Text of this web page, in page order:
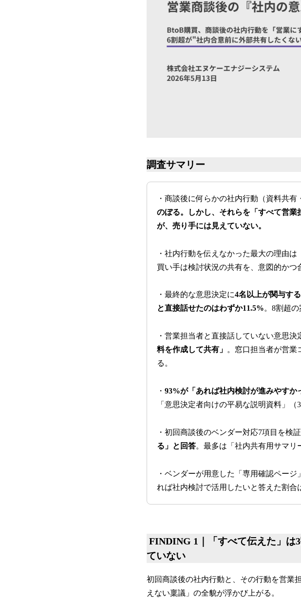
調査サマリー
・商談後に何らかの社内行動（資料共
のぼる。しかし、それらを「すべて営業
が、売り手には見えていない。
・社内行動を伝えなかった最大の理由は
買い手は検討状況の共有を、意図的かつ
・最終的な意思決定に4名以上が関与す
と直接話せたのはわずか11.5%。8割超
・営業担当者と直接話していない意思決
料を作成して共有」 。窓口担当者が営業
る。
・ 93%が「あれば社内検討が進みやすか
「意思決定者向けの平易な説明資料」
・初回商談後のベンダー対応7項目を検
る」と回答。最多は「社内共有用サマリ
・ベンダーが用意した「専用確認ペー
れば社内検討で活用したいと答えた割合
FINDING 1｜「すべて伝えた」は
ていない
初回商談後の社内行動と、その行動を営業
えない稟議」の全貌が浮かび上がる。